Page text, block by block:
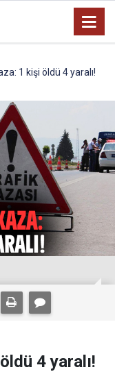
1 kişi öldü 4 yaralı!
4 yaralı!